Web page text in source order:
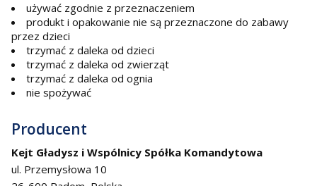
używać zgodnie z przeznaczeniem
produkt i opakowanie nie są przeznaczone do zabawy
przez dzieci
trzymać z daleka od dzieci
trzymać z daleka od zwierząt
trzymać z daleka od ognia
nie spożywać
Producent
Kejt Gładysz i Wspólnicy Spółka Komandytowa
ul. Przemysłowa 10